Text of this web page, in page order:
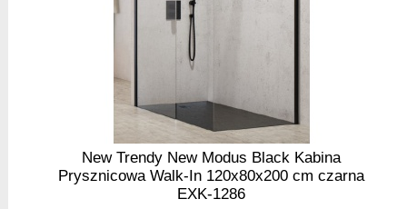
New Trendy New Modus Black Kabina
Prysznicowa Walk-In 120x80x200 cm czarna
EXK-1286